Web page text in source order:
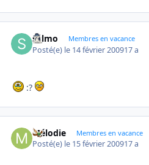
sylmo Membres en vacance
Posté(e) le 14 février 200917 a
:?
Mélodie Membres en vacance
Posté(e) le 15 février 200917 a